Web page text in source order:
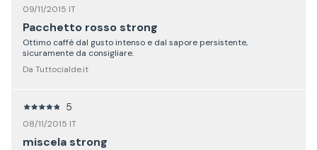
09/11/2015 IT
Pacchetto rosso strong
Ottimo caffè dal gusto intenso e dal sapore persistente,
sicuramente da consigliare.
Da Tuttocialde.it
5
08/11/2015 IT
miscela strong